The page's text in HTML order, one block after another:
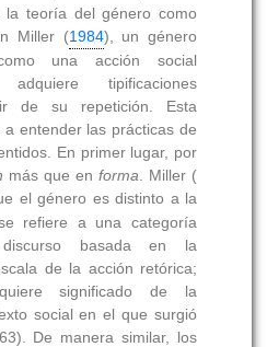
teoría del género como
Miller (1984), un género
una acción social
tipificaciones
de su repetición. Esta
entender las prácticas de
En primer lugar, por
más que enforma . Miller (
el género es distinto a la
refiere a una categoría
basada en la
de la acción retórica;
significado de la
social en el que surgió
De manera similar, los